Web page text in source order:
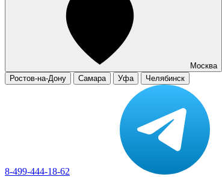
Москва
Ростов-на-Дону
Самара Уфа Челябинск
8-499-444-18-62